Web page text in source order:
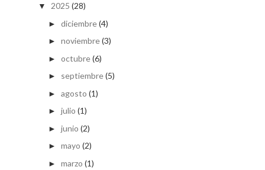
▼ 2025 (28)
► diciembre(4)
► noviembre(3)
► octubre(6)
► septiembre(5)
► agosto (1)
► julio (1)
► junio (2)
► mayo (2)
► marzo (1)